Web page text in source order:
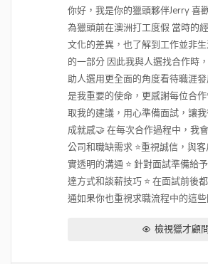
你好，我是你的獵頭夥伴Jerry 喜
為獵頭前在澳洲打工度假 當時的
文化的差異，也了解到工作並非
的一部分 因此我與人選找合作時
助人選用更全面的角度看待職涯
是我重要的使命，更感謝每位合
取我的建議，用心準備面試，讓
成就感🤝 在每次合作過程中，我
公司和職缺需求 ⭐重視誠信，與
實透明的溝通 ⭐ 針對面試準備給
達方式和談薪技巧 ⭐ 在面試前後
通如果你也重視求職流程中的這些
檢視獵才顧